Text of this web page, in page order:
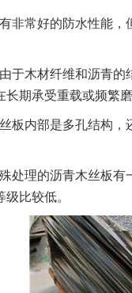
非常好的防水性能
于木材纤维和沥青
期承受重载或频繁
板内部是多孔结构
处理的沥青木丝板
比较低。